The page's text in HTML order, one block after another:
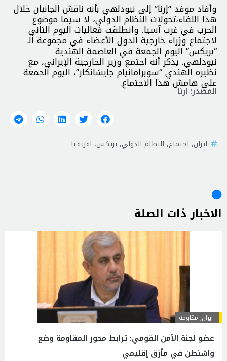
وأفاد موفد “إرنا” إلى نيودلهي بأنه ناقش الجانبان خلال
هذا اللقاء،تحولات النظام الدولي، لا سيما موضوع
الحرب في غرب آسيا. وانطلقت فعاليات اليوم الثاني
لاجتماع وزراء خارجية الدول الأعضاء في مجموعة الـ
“بريكس” اليوم الجمعة في العاصمة الهندية
نيودلهي. یذکر أنه اجتمع وزير الخارجية الإيراني، مع
نظيره الهندي “سوبرامانيام جايشانكار”، اليوم الجمعة
على هامش هذا الاجتماع.
المصدر: ارنا
ايران, اجتماع, النظام الدولي, بريكس, افريقيا
الاخبار ذات الصلة
إيران, مقاومة
عضو لجنة الأمن القومي: ترابط محور المقاومة وضع
واشنطن في مأزق إقليمي